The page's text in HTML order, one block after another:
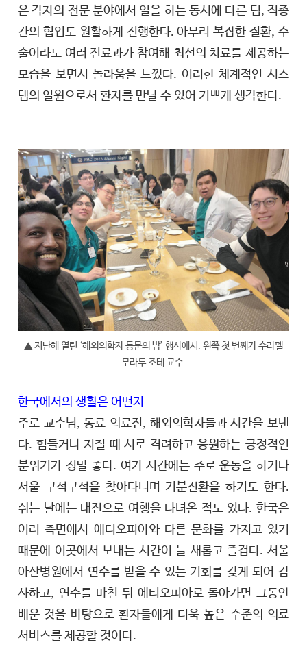
은 각자의 전문 분야에서 일을 하는 동시에 다른 팀, 직종
간의 협업도 원활하게 진행한다. 아무리 복잡한 질환, 수
술이라도 여러 진료과가 참여해 최선의 치료를 제공하는
모습을 보면서 놀라움을 느꼈다. 이러한 체계적인 시스
템의 일원으로서 환자를 만날 수 있어 기쁘게 생각한다.
▲ 지난해 열린 ‘해외의학자 동문의 밤’ 행사에서. 왼쪽 첫 번째가 수라펠
무라투 조테 교수.
한국에서의 생활은 어떤지
주로 교수님, 동료 의료진, 해외의학자들과 시간을 보낸
다. 힘들거나 지칠 때 서로 격려하고 응원하는 긍정적인
분위기가 정말 좋다. 여가 시간에는 주로 운동을 하거나
서울 구석구석을 찾아다니며 기분전환을 하기도 한다.
쉬는 날에는 대전으로 여행을 다녀온 적도 있다. 한국은
여러 측면에서 에티오피아와 다른 문화를 가지고 있기
때문에 이곳에서 보내는 시간이 늘 새롭고 즐겁다. 서울
아산병원에서 연수를 받을 수 있는 기회를 갖게 되어 감
사하고, 연수를 마친 뒤 에티오피아로 돌아가면 그동안
배운 것을 바탕으로 환자들에게 더욱 높은 수준의 의료
서비스를 제공할 것이다.